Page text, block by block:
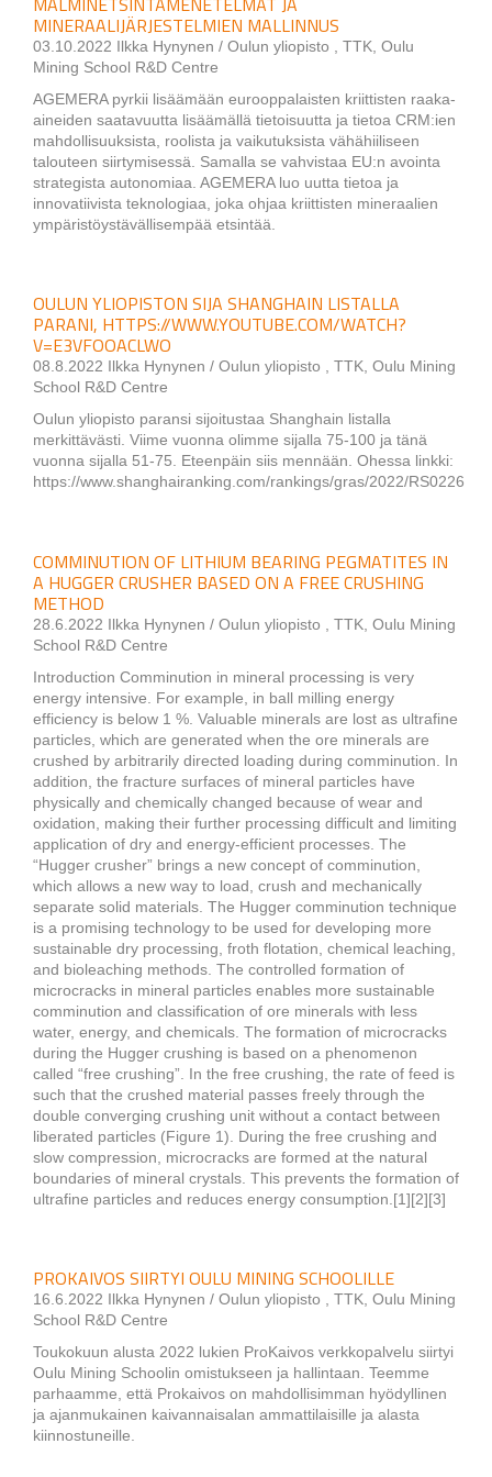
MINERAALIJÄRJESTELMIEN MALLINNUS
03.10.2022 Ilkka Hynynen / Oulun yliopisto , TTK, Oulu
Mining School R&D Centre
AGEMERA pyrkii lisäämään eurooppalaisten kriittisten raaka-
aineiden saatavuutta lisäämällä tietoisuutta ja tietoa CRM:ien
mahdollisuuksista, roolista ja vaikutuksista vähähiiliseen
talouteen siirtymisessä. Samalla se vahvistaa EU:n avointa
strategista autonomiaa. AGEMERA luo uutta tietoa ja
innovatiivista teknologiaa, joka ohjaa kriittisten mineraalien
ympäristöystävällisempää etsintää.
OULUN YLIOPISTON SIJA SHANGHAIN LISTALLA
PARANI, HTTPS://WWW.YOUTUBE.COM/WATCH?
V=E3VFOOACLWO
08.8.2022 Ilkka Hynynen / Oulun yliopisto , TTK, Oulu Mining
School R&D Centre
Oulun yliopisto paransi sijoitustaa Shanghain listalla
merkittävästi. Viime vuonna olimme sijalla 75-100 ja tänä
vuonna sijalla 51-75. Eteenpäin siis mennään. Ohessa linkki:
https://www.shanghairanking.com/rankings/gras/2022/RS0226
COMMINUTION OF LITHIUM BEARING PEGMATITES IN
A HUGGER CRUSHER BASED ON A FREE CRUSHING
METHOD
28.6.2022 Ilkka Hynynen / Oulun yliopisto , TTK, Oulu Mining
School R&D Centre
Introduction Comminution in mineral processing is very
energy intensive. For example, in ball milling energy
efficiency is below 1 %. Valuable minerals are lost as ultrafine
particles, which are generated when the ore minerals are
crushed by arbitrarily directed loading during comminution. In
addition, the fracture surfaces of mineral particles have
physically and chemically changed because of wear and
oxidation, making their further processing difficult and limiting
application of dry and energy-efficient processes. The
“Hugger crusher” brings a new concept of comminution,
which allows a new way to load, crush and mechanically
separate solid materials. The Hugger comminution technique
is a promising technology to be used for developing more
sustainable dry processing, froth flotation, chemical leaching,
and bioleaching methods. The controlled formation of
microcracks in mineral particles enables more sustainable
comminution and classification of ore minerals with less
water, energy, and chemicals. The formation of microcracks
during the Hugger crushing is based on a phenomenon
called “free crushing”. In the free crushing, the rate of feed is
such that the crushed material passes freely through the
double converging crushing unit without a contact between
liberated particles (Figure 1). During the free crushing and
slow compression, microcracks are formed at the natural
boundaries of mineral crystals. This prevents the formation of
ultrafine particles and reduces energy consumption.[1][2][3]
PROKAIVOS SIIRTYI OULU MINING SCHOOLILLE
16.6.2022 Ilkka Hynynen / Oulun yliopisto , TTK, Oulu Mining
School R&D Centre
Toukokuun alusta 2022 lukien ProKaivos verkkopalvelu siirtyi
Oulu Mining Schoolin omistukseen ja hallintaan. Teemme
parhaamme, että Prokaivos on mahdollisimman hyödyllinen
ja ajanmukainen kaivannaisalan ammattilaisille ja alasta
kiinnostuneille.